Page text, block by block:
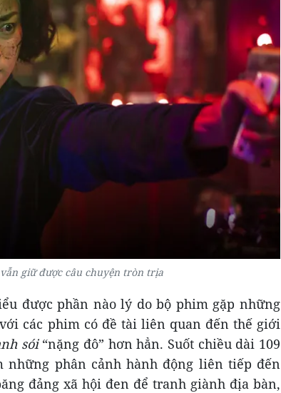
giữ được câu chuyện tròn trịa
được phần nào lý do bộ phim gặp những
các phim có đề tài liên quan đến thế giới
sói“nặng đô” hơn hẳn. Suốt chiều dài 109
phân cảnh hành động liên tiếp đến
đảng xã hội đen để tranh giành địa bàn,